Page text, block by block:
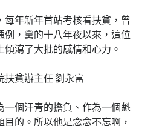
每年新年首站考核看扶貧，曾
例，黨的十八年夜以來，這位
瀉了大批的感情和心力。
扶貧辦主任 劉永富
一個汗青的擔負、作為一個魁
的。所以他是念念不忘啊，